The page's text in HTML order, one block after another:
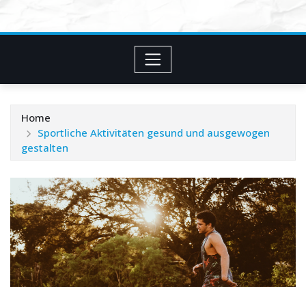
Home
Sportliche Aktivitäten gesund und ausgewogen
gestalten